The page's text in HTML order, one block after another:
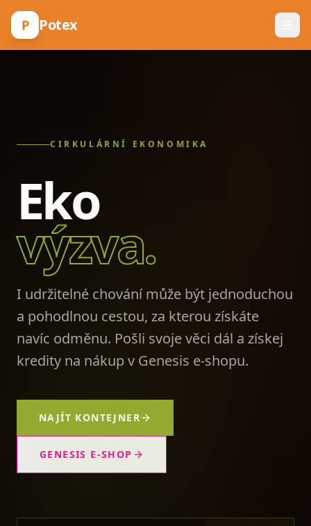
P Potex
CIRKULÁRNÍ EKONOMIKA
Eko
výzva.
I udržitelné chování může být jednoduchou
a pohodlnou cestou, za kterou získáte
navíc odměnu. Pošli svoje věci dál a získej
kredity na nákup v Genesis e-shopu.
NAJÍT KONTEJNER
GENESIS E-SHOP